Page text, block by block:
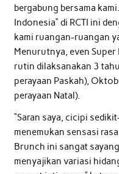
bergabung bersama
Indonesia” di RCTI ini
kami ruangan-ruangan
Menurutnya, even
rutin dilaksanakan 3
perayaan Paskah),
perayaan Natal).
“Saran saya, cicipi
menemukan sensasi
Brunch ini sangat
menyajikan variasi